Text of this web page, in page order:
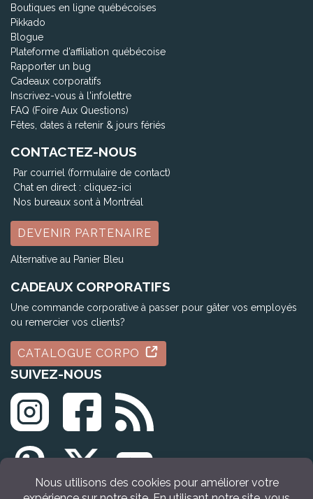
Boutiques en ligne québécoises
Pikkado
Blogue
Plateforme d'affiliation québécoise
Rapporter un bug
Cadeaux corporatifs
Inscrivez-vous à l'infolettre
FAQ (Foire Aux Questions)
Fêtes, dates à retenir & jours fériés
CONTACTEZ-NOUS
Par courriel (formulaire de contact)
Chat en direct : cliquez-ici
Nos bureaux sont à Montréal
DEVENIR PARTENAIRE
Alternative au Panier Bleu
CADEAUX CORPORATIFS
Une commande corporative à passer pour gâter vos employés
ou remercier vos clients?
CATALOGUE CORPO
SUIVEZ-NOUS